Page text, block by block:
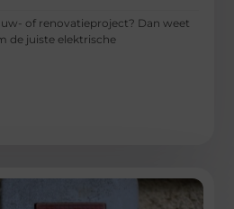
of renovatieproject? Dan weet
de juiste elektrische